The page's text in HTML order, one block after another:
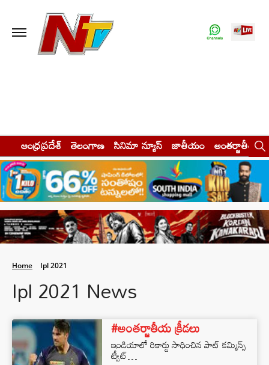
ఆంధ్రప్రదేశ్ తెలంగాణ సినిమా న్యూస్ జాతీయం అంతర్జాతీయం
Home Ipl 2021
Ipl 2021 News
#అంతర్జాతీయ క్రీడలు
ఇండియాలో రికార్డు సాధించిన పాట్ కమ్మిన్స్
ట్వీట్…